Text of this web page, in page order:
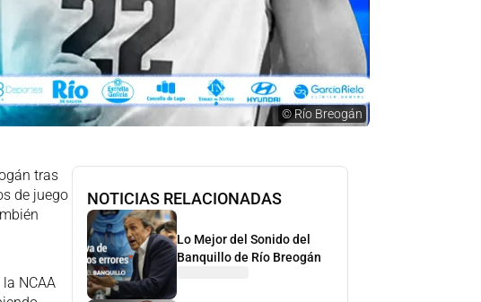
©Río Breogán
tras
de juego
NCAA
NOTICIAS RELACIONADAS
Lo Mejor del Sonido del
Banquillo de Río Breogán